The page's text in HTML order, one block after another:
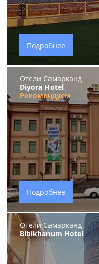
Подробнее
Отели Самарканд
Diyora Hotel
Рекомендуем
Подробнее
Отели Самарканд
Bibikhanum Hotel